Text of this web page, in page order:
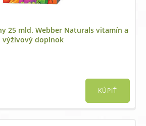
25 mld. Webber Naturals vitamín a
výživový doplnok
KÚPIŤ